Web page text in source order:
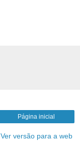
Página inicial
Ver versão para a web